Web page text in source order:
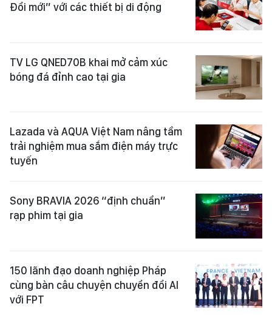
Đổi mới” với các thiết bị di động
TV LG QNED70B khai mở cảm xúc
bóng đá đỉnh cao tại gia
Lazada và AQUA Việt Nam nâng tầm
trải nghiệm mua sắm điện máy trực
tuyến
Sony BRAVIA 2026 “định chuẩn”
rạp phim tại gia
150 lãnh đạo doanh nghiệp Pháp
cùng bàn câu chuyện chuyển đổi AI
với FPT